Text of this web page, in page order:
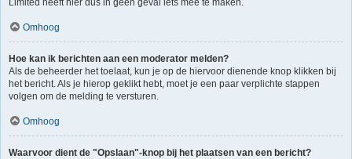
Limited heeft hier dus in geen geval iets mee te maken.
Omhoog
Hoe kan ik berichten aan een moderator melden?
Als de beheerder het toelaat, kun je op de hiervoor dienende knop klikken bij
het bericht. Als je hierop geklikt hebt, moet je een paar verplichte stappen
volgen om de melding te versturen.
Omhoog
Waarvoor dient de "Opslaan"-knop bij het plaatsen van een bericht?